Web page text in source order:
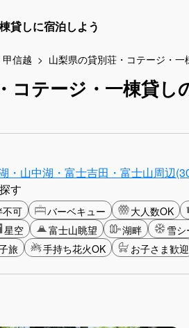
貸しに宿泊しよう
甲信越 山梨県の貸別荘・コテージ・一
コテージ・一棟貸し
・山中湖・富士吉田・富士山周辺
す
不可 バーベキュー 大人数OK
星空 富士山眺望 湖畔 雪シ
旅 手持ち花火OK お子さま歓迎